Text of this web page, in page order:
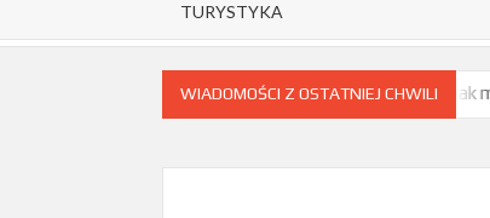
TURYSTYKA
WIADOMOŚCI Z OSTATNIEJ CHWILI
turystyka religijna w Polsce? Jak modlitwa